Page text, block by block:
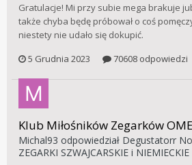
Gratulacje! Mi przy subie mega brakuje
także chyba będę próbował o coś
niestety nie udało się dokupić.
5 Grudnia 2023
70608 odpowiedzi
Klub Miłośników Zegarków
Michal93 odpowiedział Degustatorr
ZEGARKI SZWAJCARSKIE i NIEMIECKIE